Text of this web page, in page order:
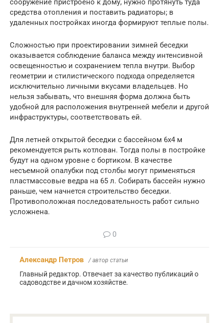
сооружение пристроено к дому, нужно протянуть туда
средства отопления и поставить радиаторы; в
удаленных постройках иногда формируют теплые полы.
Сложностью при проектировании зимней беседки
оказывается соблюдение баланса между интенсивной
освещенностью и сохранением тепла внутри. Выбор
геометрии и стилистического подхода определяется
исключительно личными вкусами владельцев. Но
нельзя забывать, что внешняя форма должна быть
удобной для расположения внутренней мебели и другой
инфраструктуры, соответствовать ей.
Для летней открытой беседки с бассейном 6х4 м
рекомендуется рыть котлован. Тогда полы в постройке
будут на одном уровне с бортиком. В качестве
несъемной опалубки под столбы могут применяться
пластмассовые ведра на 65 л. Собирать бассейн нужно
раньше, чем начнется строительство беседки.
Противоположная последовательность работ сильно
усложнена.
0
Александр Петров / автор статьи
Главный редактор. Отвечает за качество публикаций о
садоводстве и дачном хозяйстве.